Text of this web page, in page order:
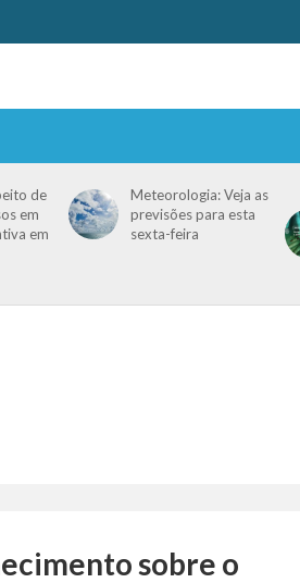
de
em
em
Meteorologia: Veja as
previsões para esta
sexta-feira
sobre o